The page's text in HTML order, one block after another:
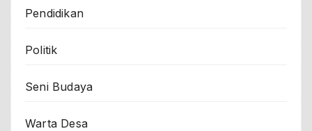
Pendidikan
Politik
Seni Budaya
Warta Desa